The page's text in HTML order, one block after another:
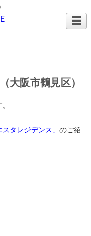
大阪市鶴見区）
スタレジデンス 」 のご紹